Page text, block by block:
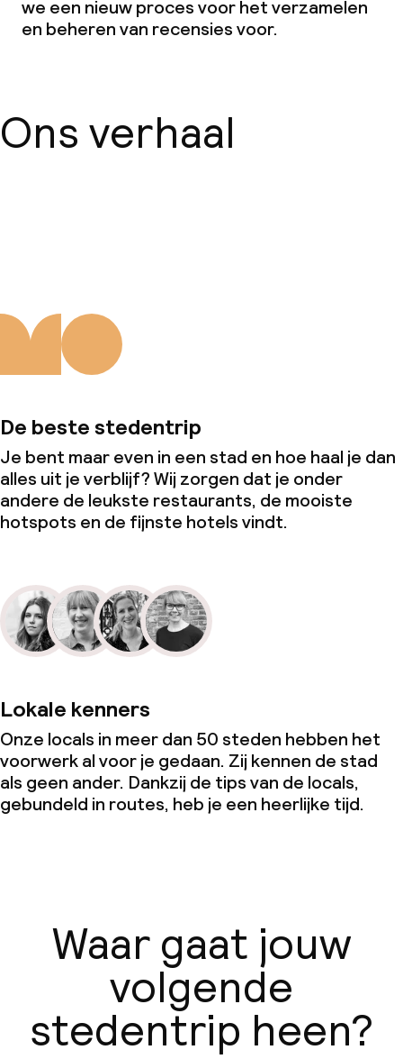
we een nieuw proces voor het verzamelen
en beheren van recensies voor.
Ons verhaal
De beste stedentrip
Je bent maar even in een stad en hoe haal je dan
alles uit je verblijf? Wij zorgen dat je onder
andere de leukste restaurants, de mooiste
hotspots en de fijnste hotels vindt.
Lokale kenners
Onze locals in meer dan 50 steden hebben het
voorwerk al voor je gedaan. Zij kennen de stad
als geen ander. Dankzij de tips van de locals,
gebundeld in routes, heb je een heerlijke tijd.
Waar gaat jouw
volgende
stedentrip heen?